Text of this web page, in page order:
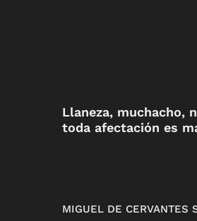
Llaneza, muchacho,
toda afectación es
MIGUEL DE CERVANTES